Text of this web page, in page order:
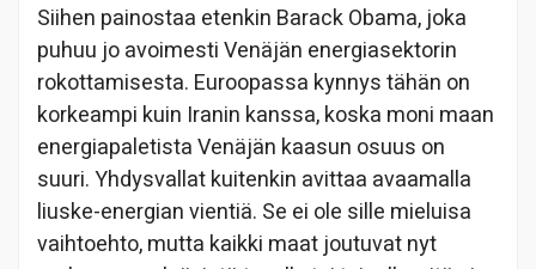
Siihen painostaa etenkin Barack Obama, joka
puhuu jo avoimesti Venäjän energiasektorin
rokottamisesta. Euroopassa kynnys tähän on
korkeampi kuin Iranin kanssa, koska moni maan
energiapaletista Venäjän kaasun osuus on
suuri. Yhdysvallat kuitenkin avittaa avaamalla
liuske-energian vientiä. Se ei ole sille mieluisa
vaihtoehto, mutta kaikki maat joutuvat nyt